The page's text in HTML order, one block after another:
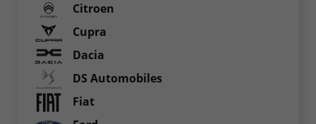
Citroen
Cupra
Dacia
DS Automobiles
Fiat